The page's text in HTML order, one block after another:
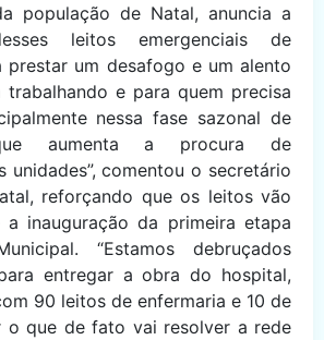
população de Natal, anuncia a
leitos emergenciais de
prestar um desafogo e um alento
trabalhando e para quem precisa
nessa fase sazonal de
aumenta a procura de
unidades”, comentou o secretário
reforçando que os leitos vão
inauguração da primeira etapa
“Estamos debruçados
entregar a obra do hospital,
90 leitos de enfermaria e 10 de
o que de fato vai resolver a rede